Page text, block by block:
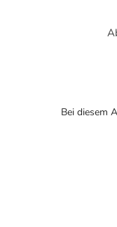
Bei diesem